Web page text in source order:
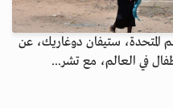
المتحدة، ستيفان دوغاريك، عن
في العالم، مع تشر...